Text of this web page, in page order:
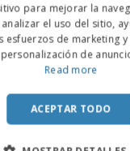
acero
Esmalte
para mejorar la
el uso del sitio,
esfuerzos de marketing
personalización de
Read more
ACEPTAR TODO